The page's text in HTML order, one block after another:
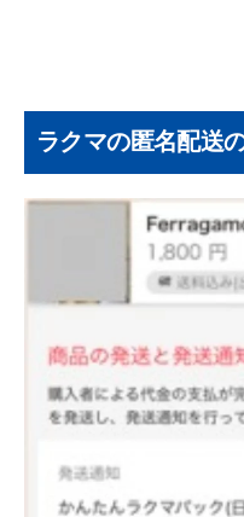
ラクマの匿名配送